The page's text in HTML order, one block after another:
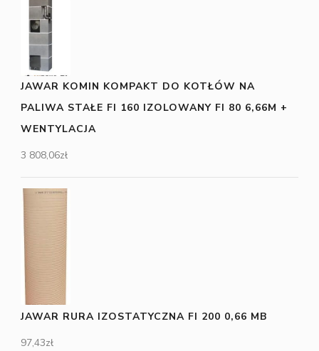
JAWAR KOMIN KOMPAKT DO KOTŁÓW NA
PALIWA STAŁE FI 160 IZOLOWANY FI 80 6,66M +
WENTYLACJA
3 808,06zł
JAWAR RURA IZOSTATYCZNA FI 200 0,66 MB
97,43zł